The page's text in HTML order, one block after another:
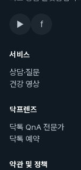
▶ f
서비스
상담·질문
건강 영상
닥프렌즈
닥톡 QnA 전문가
닥톡 예약
약관 및 정책